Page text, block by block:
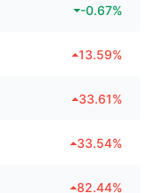
-0.67%
13.59%
33.61%
33.54%
82.44%